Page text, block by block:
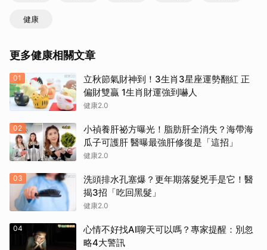
健康
更多健康相關文章
01
立秋節氣財神到！3生肖3星座運勢翻紅 正
偏財雙贏 1生肖財運強到嚇人
健康2.0
02
小禎養肝祕方曝光！脂肪肝全消失？海帶海
瓜子可護肝 醫曝最強肝修復是「這招」
健康2.0
03
洗頭排水孔塞爆？更年期落髮兇手是它！醫
揭3招「吃回黑髮」
健康2.0
04
心情不好找AI聊天可以嗎？專家提醒：別忽
略4大警訊